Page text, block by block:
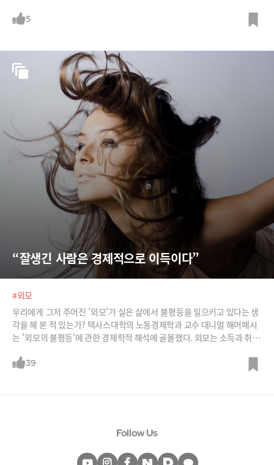
5
“잘생긴 사람은 경제적으로 이득이다”
#외모
우리에게 그저 주어진 '외모'가 실은 삶에서 불평등을 일으키고 있다는 생
각을 해 본 적 있는가? 텍사스대학의 노동경제학과 교수 대니얼 해머메시
는 '외모의 불평등'에 관한 경제학적 해석에 골몰했다. 외모는 소득과 취
있었다. 그의 저서를 바탕으로 논지를 정리해봤다. ('Beauty Pays: Why
39
Follow Us